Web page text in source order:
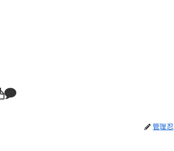
管理忍